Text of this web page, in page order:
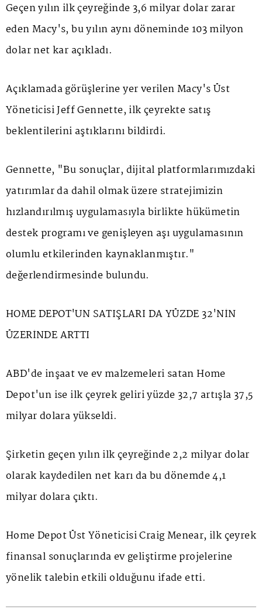
Geçen yılın ilk çeyreğinde 3,6 milyar dolar zarar
eden Macy's, bu yılın aynı döneminde 103 milyon
dolar net kar açıkladı.
Açıklamada görüşlerine yer verilen Macy's Üst
Yöneticisi Jeff Gennette, ilk çeyrekte satış
beklentilerini aştıklarını bildirdi.
Gennette, "Bu sonuçlar, dijital platformlarımızdaki
yatırımlar da dahil olmak üzere stratejimizin
hızlandırılmış uygulamasıyla birlikte hükümetin
destek programı ve genişleyen aşı uygulamasının
olumlu etkilerinden kaynaklanmıştır."
değerlendirmesinde bulundu.
HOME DEPOT'UN SATIŞLARI DA YÜZDE 32'NİN
ÜZERİNDE ARTTI
ABD'de inşaat ve ev malzemeleri satan Home
Depot'un ise ilk çeyrek geliri yüzde 32,7 artışla 37,5
milyar dolara yükseldi.
Şirketin geçen yılın ilk çeyreğinde 2,2 milyar dolar
olarak kaydedilen net karı da bu dönemde 4,1
milyar dolara çıktı.
Home Depot Üst Yöneticisi Craig Menear, ilk çeyrek
finansal sonuçlarında ev geliştirme projelerine
yönelik talebin etkili olduğunu ifade etti.